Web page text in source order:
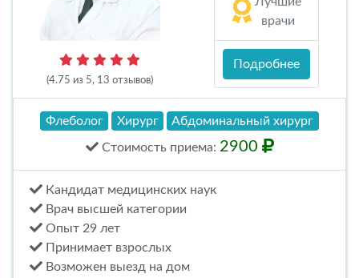
(4.75 из 5, 13 отзывов)
врачи
Подробнее
Флеболог Хирург Абдоминальный хирург
Стоимость приема: 2900
Кандидат медицинских наук
Врач высшей категории
Опыт 29 лет
Принимает взрослых
Возможен выезд на дом